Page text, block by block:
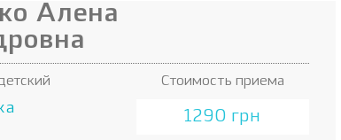
Алена
Стоимость приема
1290 грн